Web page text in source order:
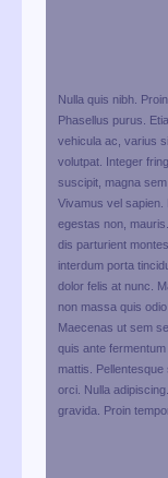
Nulla quis nibh.
Phasellus purus.
vehicula ac, varius
volutpat. Integer
suscipit, magna
Vivamus vel sapien.
egestas non,
dis parturient
interdum porta
dolor felis at nunc.
non massa quis
Maecenas ut sem
quis ante
mattis.
orci. Nulla
gravida. Proin